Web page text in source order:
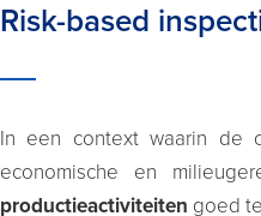
Risk-based
In een context waarin de
economische en
productieactiviteiten goed